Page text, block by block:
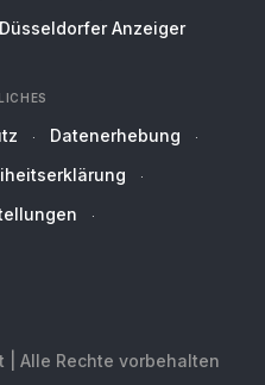
Düsseldorfer Anzeiger
Datenerhebung
Alle Rechte vorbehalten